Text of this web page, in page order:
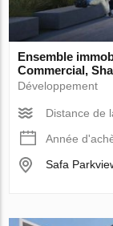
Ensemble
Commercial,
Développement
Distance de
Année
Safa